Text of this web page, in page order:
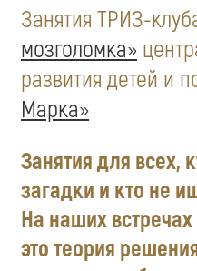
Занятия ТРИЗ-
мозголомка»
развития детей и
Марка»
Занятия для всех,
загадки и кто не
На наших
это теория